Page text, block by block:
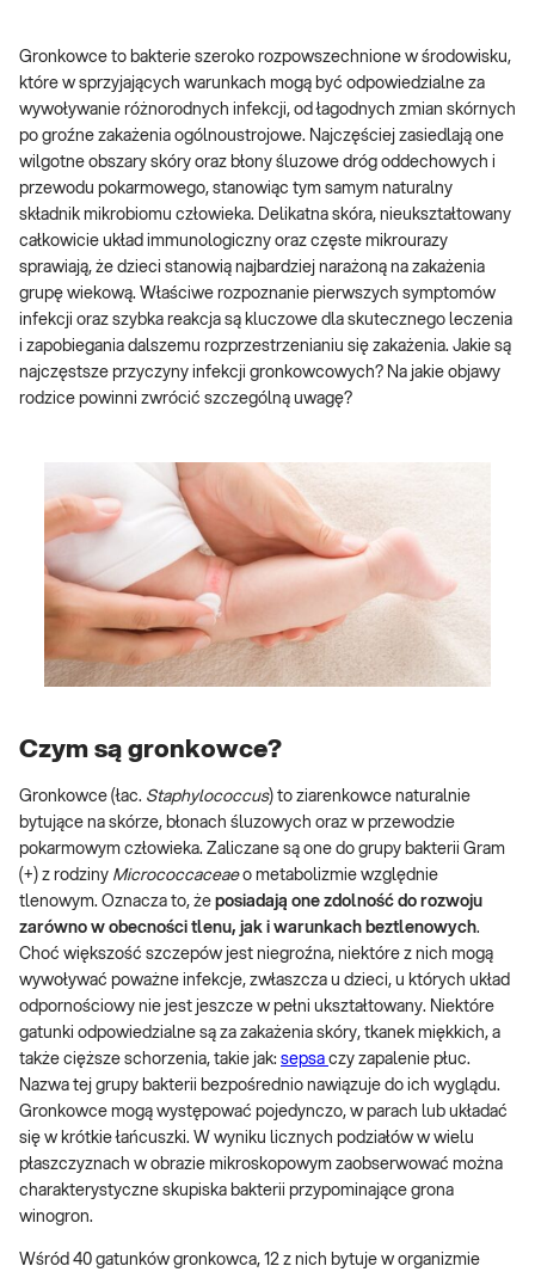
Gronkowce to bakterie szeroko rozpowszechnione w środowisku,
które w sprzyjających warunkach mogą być odpowiedzialne za
wywoływanie różnorodnych infekcji, od łagodnych zmian skórnych
po groźne zakażenia ogólnoustrojowe. Najczęściej zasiedlają one
wilgotne obszary skóry oraz błony śluzowe dróg oddechowych i
przewodu pokarmowego, stanowiąc tym samym naturalny
składnik mikrobiomu człowieka. Delikatna skóra, nieukształtowany
całkowicie układ immunologiczny oraz częste mikrourazy
sprawiają, że dzieci stanowią najbardziej narażoną na zakażenia
grupę wiekową. Właściwe rozpoznanie pierwszych symptomów
infekcji oraz szybka reakcja są kluczowe dla skutecznego leczenia
i zapobiegania dalszemu rozprzestrzenianiu się zakażenia. Jakie są
najczęstsze przyczyny infekcji gronkowcowych? Na jakie objawy
rodzice powinni zwrócić szczególną uwagę?
Czym są gronkowce?
Gronkowce (łac. Staphylococcus) to ziarenkowce naturalnie
bytujące na skórze, błonach śluzowych oraz w przewodzie
pokarmowym człowieka. Zaliczane są one do grupy bakterii Gram
(+) z rodziny Micrococcaceaeo metabolizmie względnie
tlenowym. Oznacza to, że posiadają one zdolność do rozwoju
zarówno w obecności tlenu, jak i warunkach beztlenowych.
Choć większość szczepów jest niegroźna, niektóre z nich mogą
wywoływać poważne infekcje, zwłaszcza u dzieci, u których układ
odpornościowy nie jest jeszcze w pełni ukształtowany. Niektóre
gatunki odpowiedzialne są za zakażenia skóry, tkanek miękkich, a
także cięższe schorzenia, takie jak: sepsa czy zapalenie płuc.
Nazwa tej grupy bakterii bezpośrednio nawiązuje do ich wyglądu.
Gronkowce mogą występować pojedynczo, w parach lub układać
się w krótkie łańcuszki. W wyniku licznych podziałów w wielu
płaszczyznach w obrazie mikroskopowym zaobserwować można
charakterystyczne skupiska bakterii przypominające grona
winogron.
Wśród 40 gatunków gronkowca, 12 z nich bytuje w organizmie